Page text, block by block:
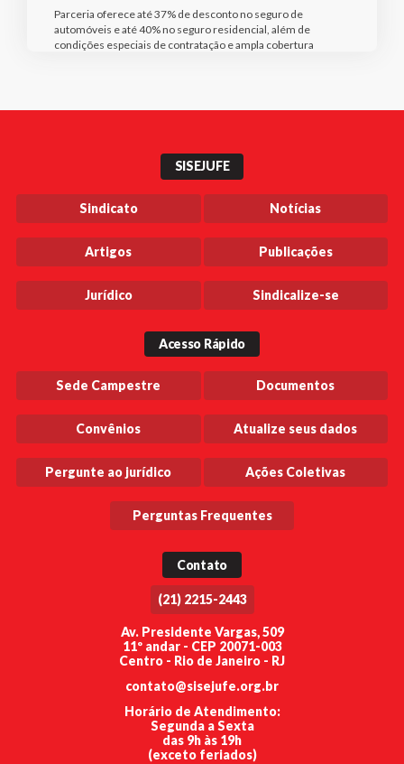
Parceria oferece até 37% de desconto no seguro de
automóveis e até 40% no seguro residencial, além de
condições especiais de contratação e ampla cobertura
SISEJUFE
Sindicato Notícias
Artigos Publicações
Jurídico Sindicalize-se
Acesso Rápido
Sede Campestre Documentos
Convênios Atualize seus dados
Pergunte ao jurídico Ações Coletivas
Perguntas Frequentes
Contato
(21) 2215-2443
Av. Presidente Vargas, 509
11º andar - CEP 20071-003
Centro - Rio de Janeiro - RJ
contato@sisejufe.org.br
Horário de Atendimento:
Segunda a Sexta
das 9h às 19h
(exceto feriados)